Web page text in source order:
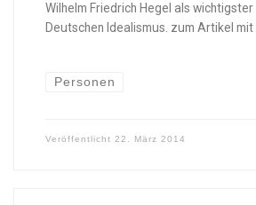
Wilhelm Friedrich Hegel als
Deutschen Idealismus. zum Artikel
Personen
Veröffentlicht 22. März 2014